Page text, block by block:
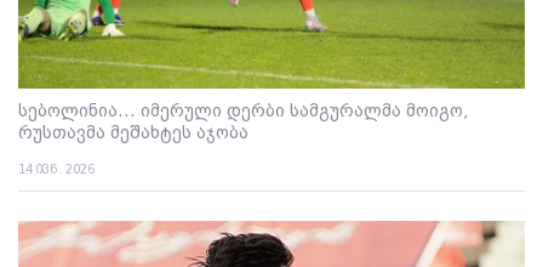
სებოლინია... იმერული დერბი სამგურალმა მოიგო,
რუსთავმა მეშახტეს აჯობა
14 ივნ. 2026